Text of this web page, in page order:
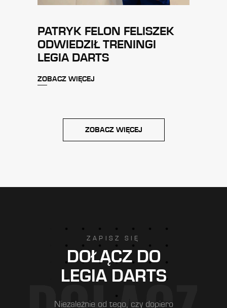
PATRYK FELON FELISZEK
ODWIEDZIŁ TRENINGI
LEGIA DARTS
ZOBACZ WIĘCEJ
ZOBACZ WIĘCEJ
ZAPISZ SIĘ
DOŁĄCZ DO
LEGIA DARTS
Niezależnie od tego, czy dopiero